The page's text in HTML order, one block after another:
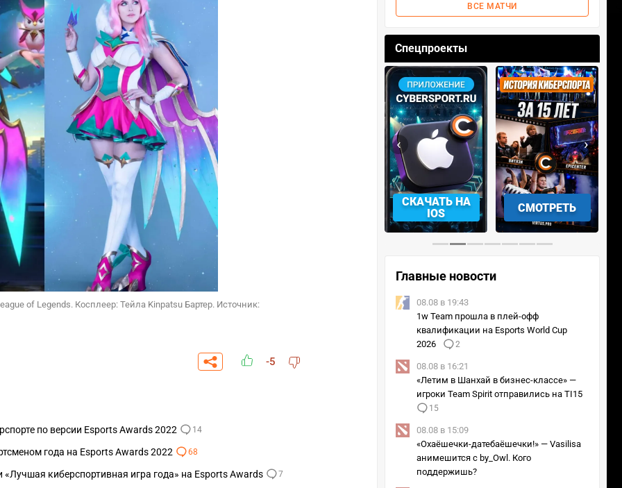
of Legends. Косплеер: Тейла Kinpatsu Бартер. Источник:
Косплей на Звездную защитницу Шаю из League of Legends.
twitter.com/KinpatsuCosplay
-5
по версии Esports Awards 2022 14
года на Esports Awards 2022 68
киберспортивная игра года» на Esports Awards 7
ВСЕ МАТЧИ
Спецпроекты
ВЫБРАТЬ
СКАЧАТЬ НА
ANDROID
СМОТРЕТЬ УЧАСТВОВАТЬ
‹ ›
Главные новости
08.08 в 19:43
1w Team прошла в плей-офф
квалификации на Esports World Cup
2026
2
08.08 в 16:21
«Летим в Шанхай в бизнес-классе» —
игроки Team Spirit отправились на TI15
15
08.08 в 15:09
«Охаёшечки-датебаёшечки!» — Vasilisa
анимешится с by_Owl. Кого
поддержишь?